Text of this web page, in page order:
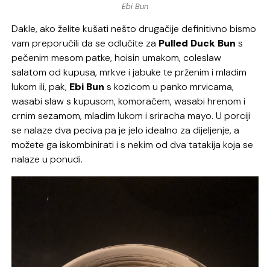
Ebi Bun
Dakle, ako želite kušati nešto drugačije definitivno bismo
vam preporučili da se odlučite za Pulled Duck Bun s
pečenim mesom patke, hoisin umakom, coleslaw
salatom od kupusa, mrkve i jabuke te prženim i mladim
lukom ili, pak, Ebi Bun s kozicom u panko mrvicama,
wasabi slaw s kupusom, komoračem, wasabi hrenom i
crnim sezamom, mladim lukom i sriracha mayo. U porciji
se nalaze dva peciva pa je jelo idealno za dijeljenje, a
možete ga iskombinirati i s nekim od dva tatakija koja se
nalaze u ponudi.